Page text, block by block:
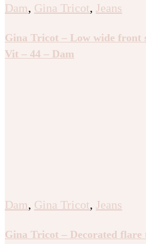
Dam, Gina Tricot, Jeans
Gina Tricot – Low wide front
Vit – 44 – Dam
Dam, Gina Tricot, Jeans
Gina Tricot – Decorated flare